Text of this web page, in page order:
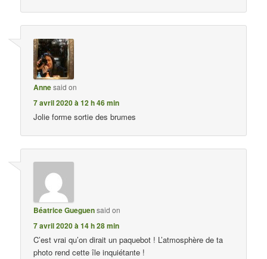
Annesaid on
7 avril 2020 à 12 h 46 min
Jolie forme sortie des brumes
Béatrice Gueguensaid on
7 avril 2020 à 14 h 28 min
C’est vrai qu’on dirait un paquebot ! L’atmosphère de ta
photo rend cette île inquiétante !